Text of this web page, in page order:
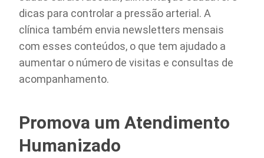
dicas para controlar a pressão arterial. A
clínica também envia newsletters mensais
com esses conteúdos, o que tem ajudado a
aumentar o número de visitas e consultas de
acompanhamento.
Promova um Atendimento
Humanizado